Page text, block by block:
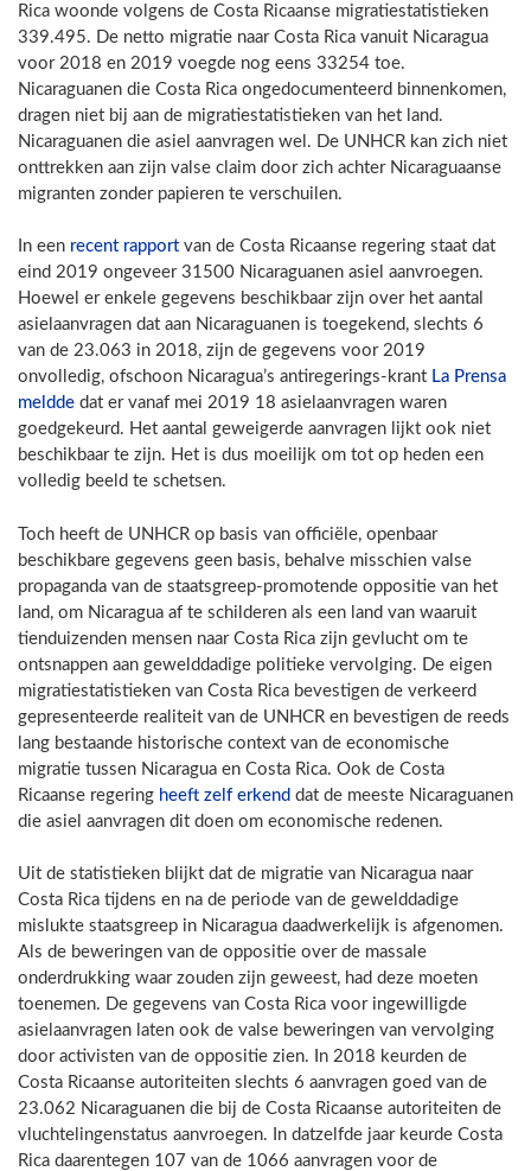
Rica woonde volgens de Costa Ricaanse migratiestatistieken
339.495. De netto migratie naar Costa Rica vanuit Nicaragua
voor 2018 en 2019 voegde nog eens 33254 toe.
Nicaraguanen die Costa Rica ongedocumenteerd binnenkomen,
dragen niet bij aan de migratiestatistieken van het land.
Nicaraguanen die asiel aanvragen wel. De UNHCR kan zich niet
onttrekken aan zijn valse claim door zich achter Nicaraguaanse
migranten zonder papieren te verschuilen.
In een recent rapportvan de Costa Ricaanse regering staat dat
eind 2019 ongeveer 31500 Nicaraguanen asiel aanvroegen.
Hoewel er enkele gegevens beschikbaar zijn over het aantal
asielaanvragen dat aan Nicaraguanen is toegekend, slechts 6
van de 23.063 in 2018, zijn de gegevens voor 2019
onvolledig, ofschoon Nicaragua’s antiregerings-krant La Prensa
meldde dat er vanaf mei 2019 18 asielaanvragen waren
goedgekeurd. Het aantal geweigerde aanvragen lijkt ook niet
beschikbaar te zijn. Het is dus moeilijk om tot op heden een
volledig beeld te schetsen.
Toch heeft de UNHCR op basis van officiële, openbaar
beschikbare gegevens geen basis, behalve misschien valse
propaganda van de staatsgreep-promotende oppositie van het
land, om Nicaragua af te schilderen als een land van waaruit
tienduizenden mensen naar Costa Rica zijn gevlucht om te
ontsnappen aan gewelddadige politieke vervolging. De eigen
migratiestatistieken van Costa Rica bevestigen de verkeerd
gepresenteerde realiteit van de UNHCR en bevestigen de reeds
lang bestaande historische context van de economische
migratie tussen Nicaragua en Costa Rica. Ook de Costa
Ricaanse regering heeft zelf erkend dat de meeste Nicaraguanen
die asiel aanvragen dit doen om economische redenen.
Uit de statistieken blijkt dat de migratie van Nicaragua naar
Costa Rica tijdens en na de periode van de gewelddadige
mislukte staatsgreep in Nicaragua daadwerkelijk is afgenomen.
Als de beweringen van de oppositie over de massale
onderdrukking waar zouden zijn geweest, had deze moeten
toenemen. De gegevens van Costa Rica voor ingewilligde
asielaanvragen laten ook de valse beweringen van vervolging
door activisten van de oppositie zien. In 2018 keurden de
Costa Ricaanse autoriteiten slechts 6 aanvragen goed van de
23.062 Nicaraguanen die bij de Costa Ricaanse autoriteiten de
vluchtelingenstatus aanvroegen. In datzelfde jaar keurde Costa
Rica daarentegen 107 van de 1066 aanvragen voor de